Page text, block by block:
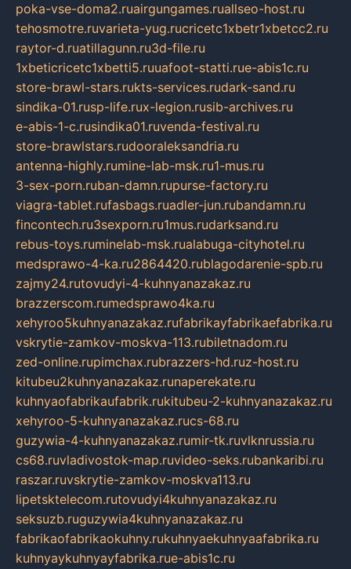
poka-vse-doma2.ruairgungames.ruallseo-host.ru
tehosmotre.ruvarieta-yug.rucricetc1xbetr1xbetcc2.ru
raytor-d.ruatillagunn.ru3d-file.ru
1xbeticricetc1xbetti5.ruuafoot-statti.rue-abis1c.ru
store-brawl-stars.rukts-services.rudark-sand.ru
sindika-01.rusp-life.rux-legion.rusib-archives.ru
e-abis-1-c.rusindika01.ruvenda-festival.ru
store-brawlstars.rudooraleksandria.ru
antenna-highly.rumine-lab-msk.ru1-mus.ru
3-sex-porn.ruban-damn.rupurse-factory.ru
viagra-tablet.rufasbags.ruadler-jun.rubandamn.ru
fincontech.ru3sexporn.ru1mus.rudarksand.ru
rebus-toys.ruminelab-msk.rualabuga-cityhotel.ru
medsprawo-4-ka.ru2864420.rublagodarenie-spb.ru
zajmy24.rutovudyi-4-kuhnyanazakaz.ru
brazzerscom.rumedsprawo4ka.ru
xehyroo5kuhnyanazakaz.rufabrikayfabrikaefabrika.ru
vskrytie-zamkov-moskva-113.rubiletnadom.ru
zed-online.rupimchax.rubrazzers-hd.ruz-host.ru
kitubeu2kuhnyanazakaz.runaperekate.ru
kuhnyaofabrikaufabrik.rukitubeu-2-kuhnyanazakaz.ru
xehyroo-5-kuhnyanazakaz.rucs-68.ru
guzywia-4-kuhnyanazakaz.rumir-tk.ruvlknrussia.ru
cs68.ruvladivostok-map.ruvideo-seks.rubankaribi.ru
raszar.ruvskrytie-zamkov-moskva113.ru
lipetsktelecom.rutovudyi4kuhnyanazakaz.ru
seksuzb.ruguzywia4kuhnyanazakaz.ru
fabrikaofabrikaokuhny.rukuhnyaekuhnyaafabrika.ru
kuhnyaykuhnyayfabrika.rue-abis1c.ru